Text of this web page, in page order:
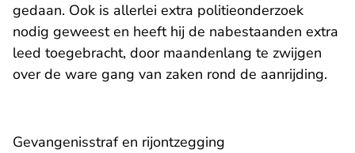
gedaan. Ook is allerlei extra politieonderzoek
nodig geweest en heeft hij de nabestaanden extra
leed toegebracht, door maandenlang te zwijgen
over de ware gang van zaken rond de aanrijding.
Gevangenisstraf en rijontzegging